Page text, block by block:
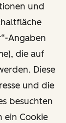
und
Angaben
die auf
Diese
und die
besuchten
ein Cookie